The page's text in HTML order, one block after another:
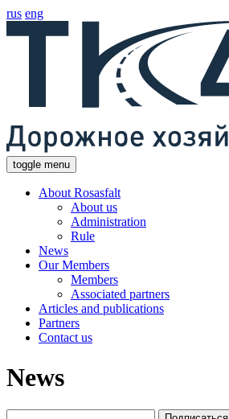
rus eng
toggle menu
About Rosasfalt
About us
Administration
Rule
News
Our Members
Members
Associated partners
Articles and publications
Partners
Contact us
News